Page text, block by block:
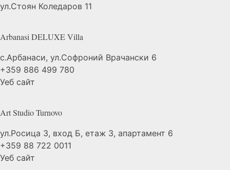
ул.Стоян Коледаров 11
Arbanasi DELUXEVilla
с.Арбанаси, ул.Софроний Врачански 6
+359 886 499 780
Уеб сайт
Art StudioTurnovo
ул.Росица 3, вход Б, етаж 3, апартамент 6
+359 88 722 0011
Уеб сайт